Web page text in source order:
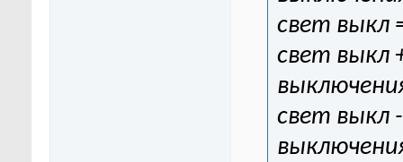
свет выкл
свет выкл
свет выкл